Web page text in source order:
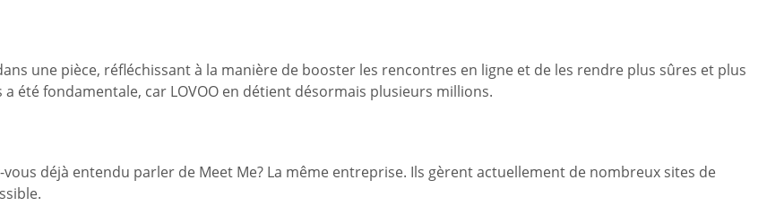
une pièce, réfléchissant à la manière de booster les rencontres en ligne et de les rendre plus sûres et plus
été fondamentale, car LOVOO en détient désormais plusieurs millions.
vous déjà entendu parler de Meet Me? La même entreprise. Ils gèrent actuellement de nombreux sites de